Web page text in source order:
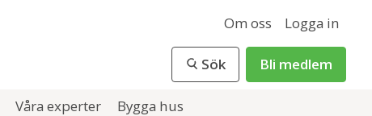
Om oss Logga in
Sök Bli medlem
Våra experter Bygga hus